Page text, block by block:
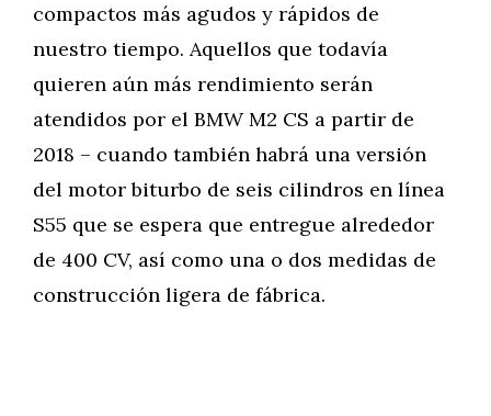
compactos más agudos y rápidos de
nuestro tiempo. Aquellos que todavía
quieren aún más rendimiento serán
atendidos por el BMW M2 CS a partir de
2018 – cuando también habrá una versión
del motor biturbo de seis cilindros en línea
S55 que se espera que entregue alrededor
de 400 CV, así como una o dos medidas de
construcción ligera de fábrica.